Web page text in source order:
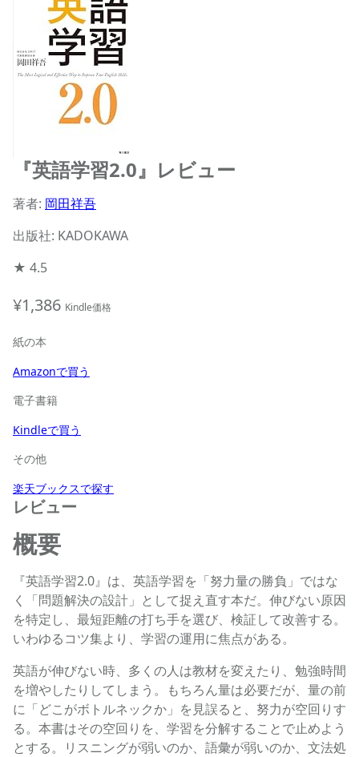
『英語学習2.0』レビュー
著者: 岡田祥吾
出版社: KADOKAWA
★ 4.5
¥1,386 Kindle価格
紙の本
Amazonで買う
電子書籍
Kindleで買う
その他
楽天ブックスで探す
レビュー
概要
『英語学習2.0』は、英語学習を「努力量の勝負」ではな
く「問題解決の設計」として捉え直す本だ。伸びない原因
を特定し、最短距離の打ち手を選び、検証して改善する。
いわゆるコツ集より、学習の運用に焦点がある。
英語が伸びない時、多くの人は教材を変えたり、勉強時間
を増やしたりしてしまう。もちろん量は必要だが、量の前
に「どこがボトルネックか」を見誤ると、努力が空回りす
る。本書はその空回りを、学習を分解することで止めよう
とする。リスニングが弱いのか、語彙が弱いのか、文法処